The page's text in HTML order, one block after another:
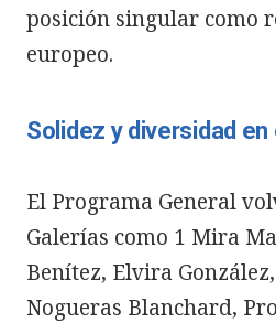
posición singular como
europeo.
Solidez y diversidad en
El Programa General
Galerías como 1 Mira
Benítez, Elvira
Nogueras Blanchard,